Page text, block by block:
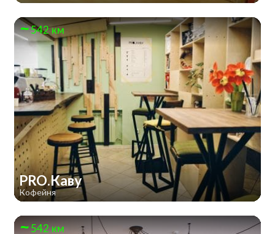
542 км
PRO.Каву
Кофейня
542 км